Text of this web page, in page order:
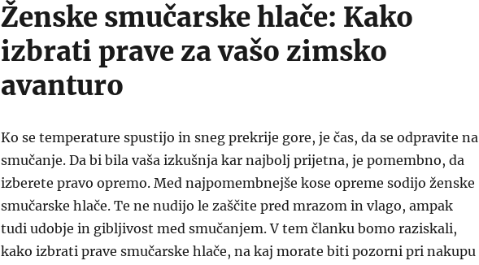
Ženske smučarske hlače: Kako
izbrati prave za vašo zimsko
avanturo
Ko se temperature spustijo in sneg prekrije gore, je čas, da se odpravite na
smučanje. Da bi bila vaša izkušnja kar najbolj prijetna, je pomembno, da
izberete pravo opremo. Med najpomembnejše kose opreme sodijo ženske
smučarske hlače. Te ne nudijo le zaščite pred mrazom in vlago, ampak
tudi udobje in gibljivost med smučanjem. V tem članku bomo raziskali,
kako izbrati prave smučarske hlače, na kaj morate biti pozorni pri nakupu